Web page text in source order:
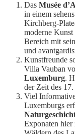
Das Musée
in einem
Kirchberg-
moderne Kunst
Bereich mit
und
Kunstfreunde
Villa Vauban
Luxemburg.
der Zeit des
Viel
Luxemburgs
Exponaten hier